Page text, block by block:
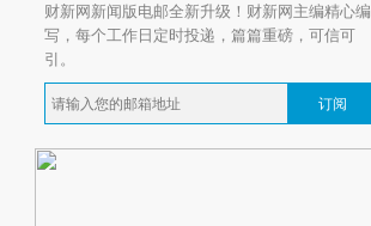
财新网新闻版电邮全新升级！财新网主编精心编
写，每个工作日定时投递，篇篇重磅，可信可
引。
订阅